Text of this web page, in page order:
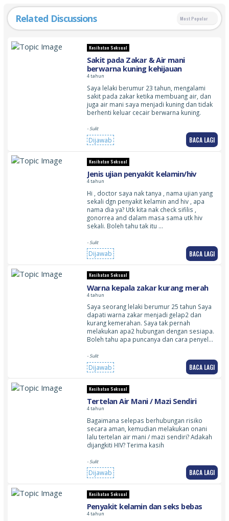
Related Discussions Most Popular
Kesihatan Seksual
Sakit pada Zakar & Air mani
berwarna kuning kehijauan
4 tahun
Saya lelaki berumur 23 tahun, mengalami
sakit pada zakar ketika membuang air, dan
juga air mani saya menjadi kuning dan tidak
berhenti keluar cecair berwarna kuning.
- Sulit
Dijawab BACA LAGI
Kesihatan Seksual
Jenis ujian penyakit kelamin/hiv
4 tahun
Hi , doctor saya nak tanya , nama ujian yang
sekali dgn penyakit kelamin and hiv , apa
nama dia ya? Utk kita nak check sifilis ,
gonorrea and dalam masa sama utk hiv
sekali. Boleh tahu tak itu …
- Sulit
Dijawab BACA LAGI
Kesihatan Seksual
Warna kepala zakar kurang merah
4 tahun
Saya seorang lelaki berumur 25 tahun Saya
dapati warna zakar menjadi gelap2 dan
kurang kemerahan. Saya tak pernah
melakukan apa2 hubungan dengan sesiapa.
Boleh tahu apa puncanya dan cara penyel…
- Sulit
Dijawab BACA LAGI
Kesihatan Seksual
Tertelan Air Mani / Mazi Sendiri
4 tahun
Bagaimana selepas berhubungan risiko
secara aman, kemudian melakukan onani
lalu tertelan air mani / mazi sendiri? Adakah
dijangkiti HIV? Terima kasih
- Sulit
Dijawab BACA LAGI
Kesihatan Seksual
Penyakit kelamin dan seks bebas
4 tahun